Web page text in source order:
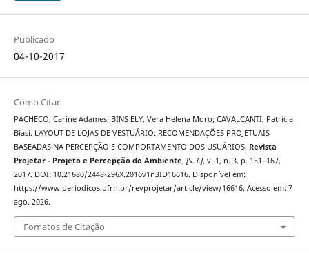
Publicado
04-10-2017
Como Citar
PACHECO, Carine Adames; BINS ELY, Vera Helena Moro; CAVALCANTI, Patrícia
Biasi. LAYOUT DE LOJAS DE VESTUÁRIO: RECOMENDAÇÕES PROJETUAIS
BASEADAS NA PERCEPÇÃO E COMPORTAMENTO DOS USUÁRIOS. Revista
Projetar - Projeto e Percepção do Ambiente, [S. l.], v. 1, n. 3, p. 151–167,
2017. DOI: 10.21680/2448-296X.2016v1n3ID16616. Disponível em:
https://www.periodicos.ufrn.br/revprojetar/article/view/16616. Acesso em: 7
ago. 2026.
Fomatos de Citação